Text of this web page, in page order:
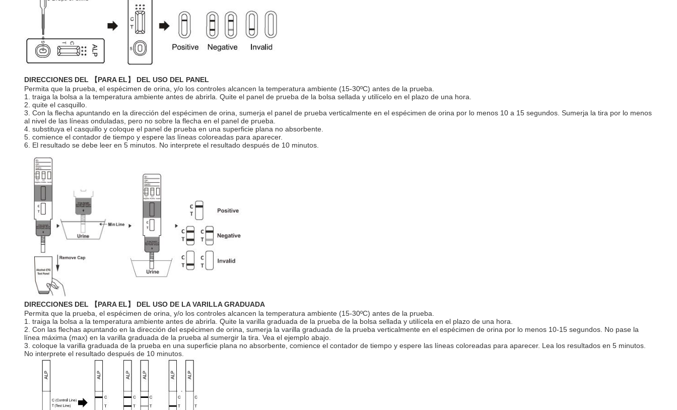
DIRECCIONES DEL 【PARA EL】 DEL USO DEL PANEL
Permita que la prueba, el espécimen de orina, y/o los controles alcancen la temperatura ambiente (15-30ºC) antes de la prueba.
1. traiga la bolsa a la temperatura ambiente antes de abrirla. Quite el panel de prueba de la bolsa sellada y utilícelo en el plazo de una hora.
2. quite el casquillo.
3. Con la flecha apuntando en la dirección del espécimen de orina, sumerja el panel de prueba verticalmente en el espécimen de orina por lo menos 10 a 15 segundos. Sumerja la tira por lo menos
al nivel de las líneas onduladas, pero no sobre la flecha en el panel de prueba.
4. substituya el casquillo y coloque el panel de prueba en una superficie plana no absorbente.
5. comience el contador de tiempo y espere las líneas coloreadas para aparecer.
6. El resultado se debe leer en 5 minutos. No interprete el resultado después de 10 minutos.
DIRECCIONES DEL 【PARA EL】 DEL USO DE LA VARILLA GRADUADA
Permita que la prueba, el espécimen de orina, y/o los controles alcancen la temperatura ambiente (15-30ºC) antes de la prueba.
1. traiga la bolsa a la temperatura ambiente antes de abrirla. Quite la varilla graduada de la prueba de la bolsa sellada y utilícela en el plazo de una hora.
2. Con las flechas apuntando en la dirección del espécimen de orina, sumerja la varilla graduada de la prueba verticalmente en el espécimen de orina por lo menos 10-15 segundos. No pase la
línea máxima (max) en la varilla graduada de la prueba al sumergir la tira. Vea el ejemplo abajo.
3. coloque la varilla graduada de la prueba en una superficie plana no absorbente, comience el contador de tiempo y espere las líneas coloreadas para aparecer. Lea los resultados en 5 minutos.
No interprete el resultado después de 10 minutos.